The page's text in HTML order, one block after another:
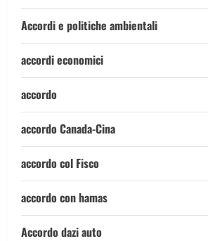
Accordi e politiche ambientali
accordi economici
accordo
accordo Canada-Cina
accordo col Fisco
accordo con hamas
Accordo dazi auto